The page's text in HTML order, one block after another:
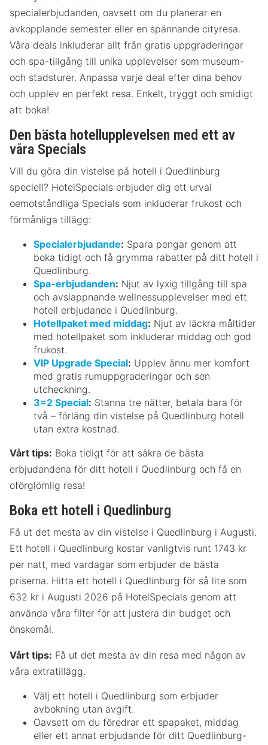
specialerbjudanden, oavsett om du planerar en
avkopplande semester eller en spännande cityresa.
Våra deals inkluderar allt från gratis uppgraderingar
och spa-tillgång till unika upplevelser som museum-
och stadsturer. Anpassa varje deal efter dina behov
och upplev en perfekt resa. Enkelt, tryggt och smidigt
att boka!
Den bästa hotellupplevelsen med ett av
våra Specials
Vill du göra din vistelse på hotell i Quedlinburg
speciell? HotelSpecials erbjuder dig ett urval
oemotståndliga Specials som inkluderar frukost och
förmånliga tillägg:
Specialerbjudande: Spara pengar genom att
boka tidigt och få grymma rabatter på ditt hotell i
Quedlinburg.
Spa-erbjudanden: Njut av lyxig tillgång till spa
och avslappnande wellnessupplevelser med ett
hotell erbjudande i Quedlinburg.
Hotellpaket med middag: Njut av läckra måltider
med hotellpaket som inkluderar middag och god
frukost.
VIP Upgrade Special: Upplev ännu mer komfort
med gratis rumuppgraderingar och sen
utcheckning.
3=2 Special: Stanna tre nätter, betala bara för
två – förläng din vistelse på Quedlinburg hotell
utan extra kostnad.
Vårt tips: Boka tidigt för att säkra de bästa
erbjudandena för ditt hotell i Quedlinburg och få en
oförglömlig resa!
Boka ett hotell i Quedlinburg
Få ut det mesta av din vistelse i Quedlinburg i Augusti.
Ett hotell i Quedlinburg kostar vanligtvis runt 1743 kr
per natt, med vardagar som erbjuder de bästa
priserna. Hitta ett hotell i Quedlinburg för så lite som
632 kr i Augusti 2026 på HotelSpecials genom att
använda våra filter för att justera din budget och
önskemål.
Vårt tips: Få ut det mesta av din resa med någon av
våra extratillägg.
Välj ett hotell i Quedlinburg som erbjuder
avbokning utan avgift.
Oavsett om du föredrar ett spapaket, middag
eller ett annat erbjudande för ditt Quedlinburg-